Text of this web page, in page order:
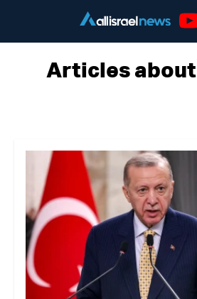
Articles about